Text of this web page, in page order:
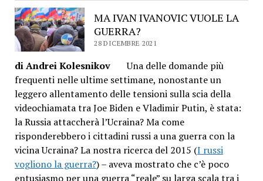
MA IVAN IVANOVIC VUOLE LA
GUERRA?
28 DICEMBRE 2021
di Andrei KolesnikovUna delle domande più
frequenti nelle ultime settimane, nonostante un
leggero allentamento delle tensioni sulla scia della
videochiamata tra Joe Biden e Vladimir Putin, è stata:
la Russia attaccherà l’Ucraina? Ma come
risponderebbero i cittadini russi a una guerra con la
vicina Ucraina? La nostra ricerca del 2015 (I russi
vogliono la guerra?) – aveva mostrato che c’è poco
entusiasmo per una guerra “reale” su larga scala tra i